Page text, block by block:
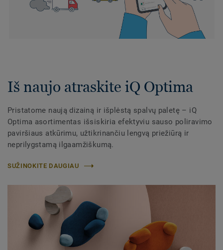
Iš naujo atraskite iQ Optima
Pristatome naują dizainą ir išplėstą spalvų paletę – iQ
Optima asortimentas išsiskiria efektyviu sauso poliravimo
paviršiaus atkūrimu, užtikrinančiu lengvą priežiūrą ir
neprilygstamą ilgaamžiškumą.​
SUŽINOKITE DAUGIAU